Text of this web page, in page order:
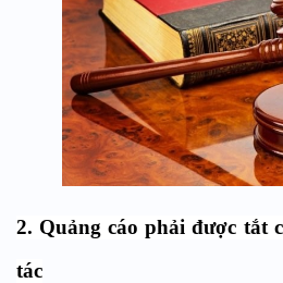
2. Quảng cáo phải được tắt
tác